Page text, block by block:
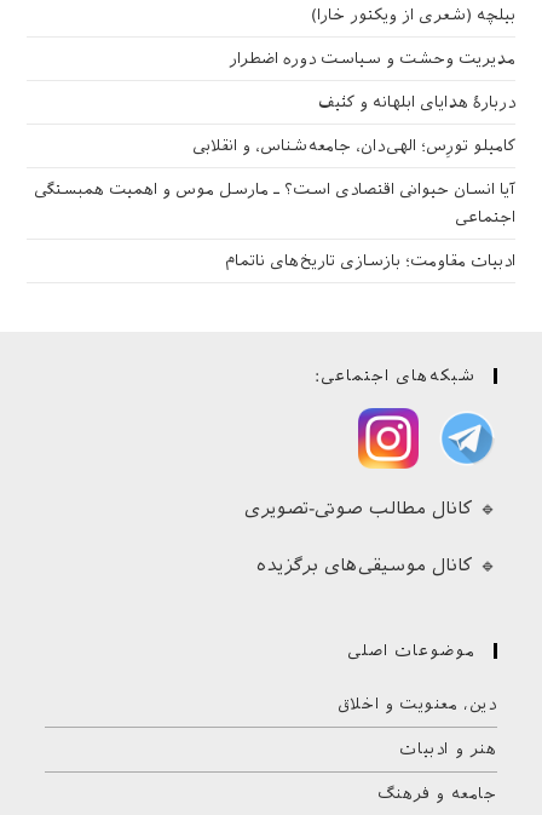
بیلچه (شعری از ویکتور خارا)
مدیریت وحشت و سیاست دوره اضطرار
دربارهٔ هدایای ابلهانه و کثیف
کامیلو تورِس؛ الهی‌دان، جامعه‌شناس، و انقلابی
آیا انسان حیوانی اقتصادی است؟ ـ مارسل موس و اهمیت همبستگی
اجتماعی
ادبیات مقاومت؛ بازسازی تاریخ‌های ناتمام
شبکه‌های اجتماعی:
🔹 کانال مطالب صوتی-تصویری
🔹 کانال موسیقی‌های برگزیده
موضوعات اصلی
دین، معنویت و اخلاق
هنر و ادبیات
جامعه و فرهنگ